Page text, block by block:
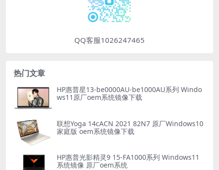
QQ客服1026247465
热门文章
HP惠普星13-be0000AU-be1000AU系列 Windo
ws11原厂oem系统镜像下载
联想Yoga 14cACN 2021 82N7 原厂Windows10
家庭版 oem系统镜像下载
HP惠普光影精灵9 15-FA1000系列 Windows11
系统镜像 原厂oem系统